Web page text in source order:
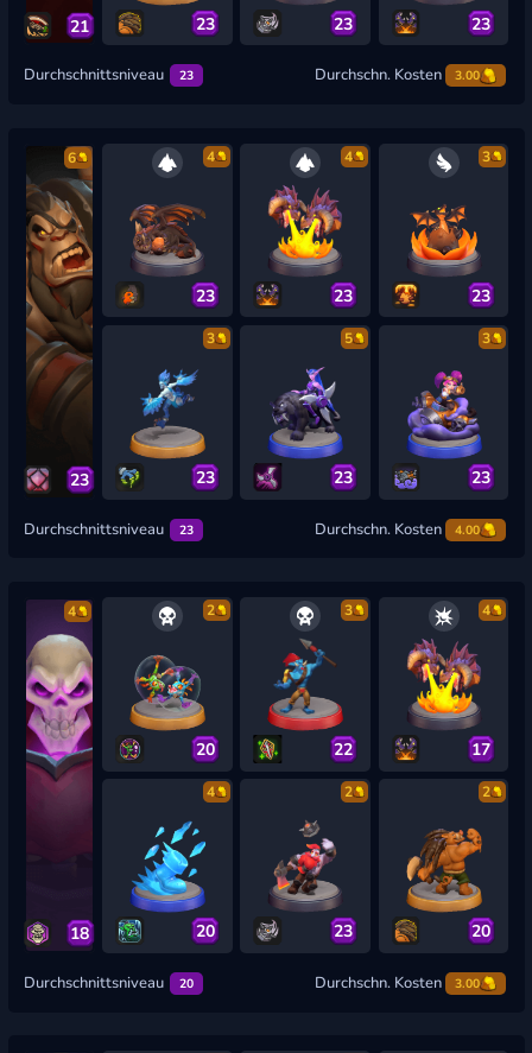
21 23 23 23
Durchschnittsniveau 23 Durchschn. Kosten 3.00
6
23
4
23
4
23
3
23
3
23
5
23
3
23
Durchschnittsniveau 23 Durchschn. Kosten 4.00
4
18
2
20
3
22
4
17
4
20
2
23
2
20
Durchschnittsniveau 20 Durchschn. Kosten 3.00